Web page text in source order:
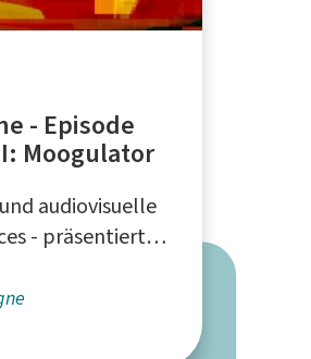
- Episode
Moogulator
audiovisuelle
- präsentiert